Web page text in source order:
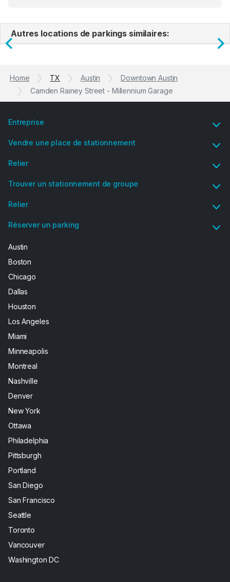
Autres locations de parkings similaires:
Previous
Home TX Austin
Downtown Austin
Camden Rainey Street - Millennium Garage
Entreprise
Vendre une place de stationnement
Relier
Trouver un stationnement de groupe
Relier
Réserver un parking
Austin
Boston
Chicago
Dallas
Houston
Los Angeles
Miami
Minneapolis
Montreal
Nashville
Denver
New York
Ottawa
Philadelphia
Pittsburgh
Portland
San Diego
San Francisco
Seattle
Toronto
Vancouver
Washington DC